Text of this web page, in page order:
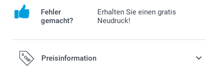
Fehler
gemacht?
Erhalten Sie einen gratis
Neudruck!
Preisinformation